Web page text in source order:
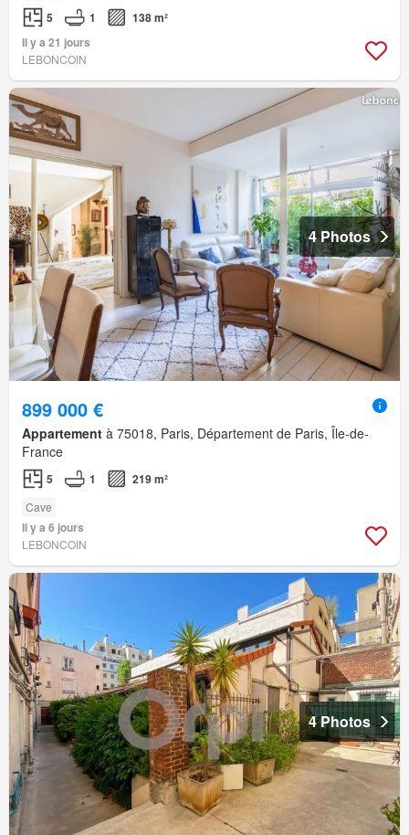
5 1
138 m²
Il y a 21 jours
LEBONCOIN
4 Photos
899 000 €
Appartement à 75018, Paris, Département de Paris, Île-de-
France
5 1 219 m²
Cave
Il y a 6 jours
LEBONCOIN
4 Photos